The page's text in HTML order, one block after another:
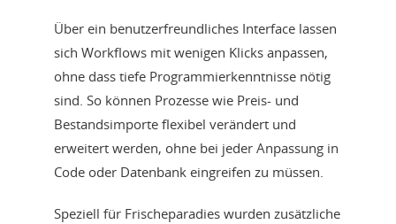
Über ein benutzerfreundliches Interface lassen
sich Workflows mit wenigen Klicks anpassen,
ohne dass tiefe Programmierkenntnisse nötig
sind. So können Prozesse wie Preis- und
Bestandsimporte flexibel verändert und
erweitert werden, ohne bei jeder Anpassung in
Code oder Datenbank eingreifen zu müssen.
Speziell für Frischeparadies wurden zusätzliche